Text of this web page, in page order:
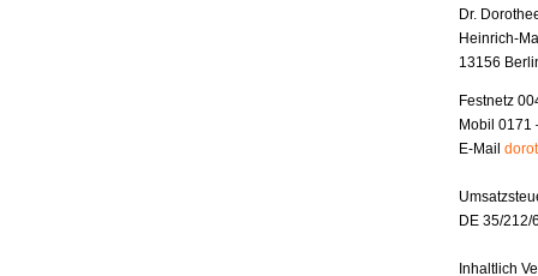
Dr.
Heinrich-
13156
Festnetz
Mobil 0171
E-Mail
DE 35/212/
Inhaltlich